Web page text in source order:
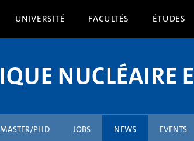
UNIVERSITÉ FACULTÉS ÉTUDES
NUCLÉAIRE
MASTER/PHD JOBS NEWS EVENTS